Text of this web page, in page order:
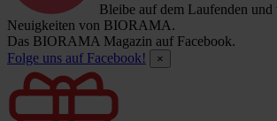
Bleibe auf dem Laufenden und
Neuigkeiten von BIORAMA.
Das BIORAMA Magazin auf Facebook.
Folge uns auf Facebook!
×